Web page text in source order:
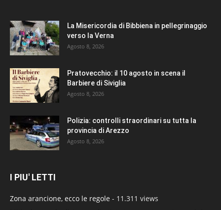
La Misericordia di Bibbiena in pellegrinaggio
verso la Verna
Agosto 8, 2026
Pratovecchio: il 10 agosto in scena il
Barbiere di Siviglia
Agosto 8, 2026
Polizia: controlli straordinari su tutta la
provincia di Arezzo
Agosto 8, 2026
I PIU' LETTI
Zona arancione, ecco le regole - 11.311 views